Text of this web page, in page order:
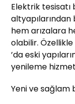
Elektrik tesisatı
altyapılarından
hem arızalara
olabilir.
’da eski
yenileme
Yeni ve sağlam